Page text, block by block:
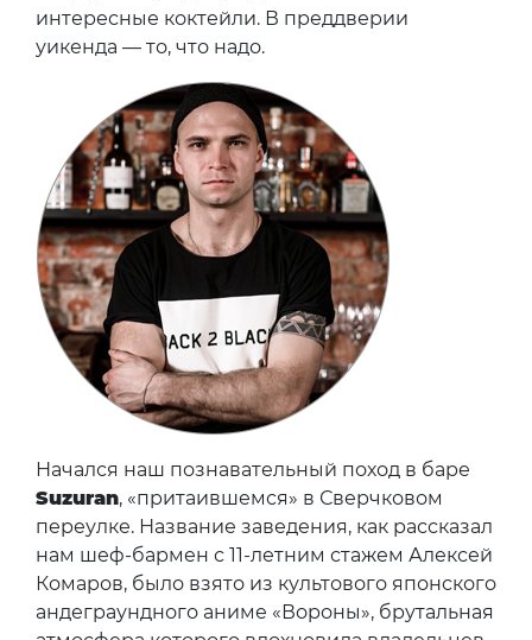
интересные коктейли. В преддверии
уикенда — то, что надо.
Начался наш познавательный поход в баре
Suzuran, «притаившемся» в Сверчковом
переулке. Название заведения, как рассказал
нам шеф-бармен с 11-летним стажем Алексей
Комаров, было взято из культового японского
андеграундного аниме «Вороны», брутальная